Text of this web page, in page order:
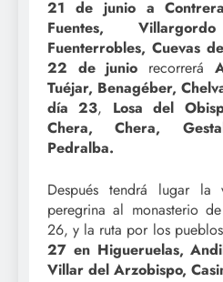
21 de junio a
Fuentes,
Fuenterrobles, Cuevas
22 de junio recorrerá
Tuéjar, Benagéber,
día 23, Losa del
Chera, Chera,
Pedralba.
Después tendrá lugar
peregrina al monasterio
26, y la ruta por los
27 en Higueruelas,
Villar del Arzobispo,